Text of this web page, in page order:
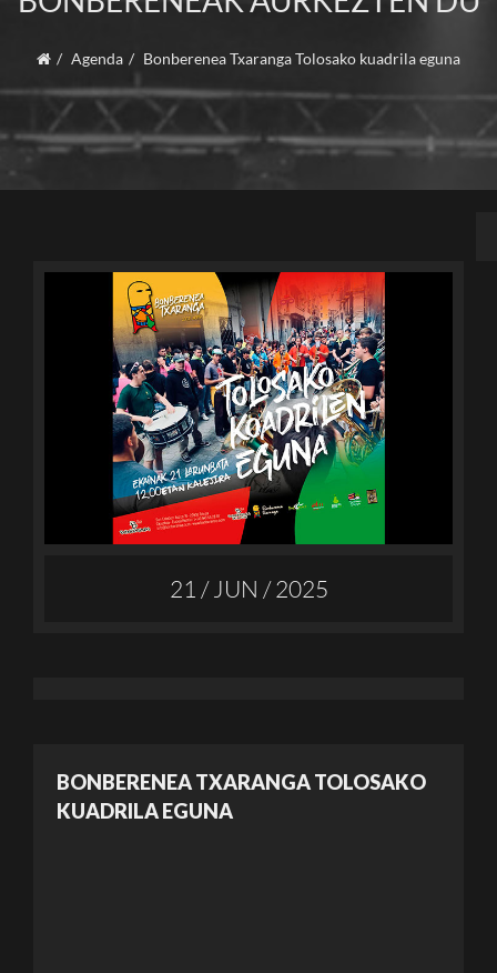
Agenda Bonberenea Txaranga Tolosako kuadrila eguna
21 / JUN / 2025
BONBERENEA TXARANGA TOLOSAKO
KUADRILA EGUNA